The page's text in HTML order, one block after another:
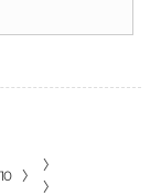
10 〉
〉
〉